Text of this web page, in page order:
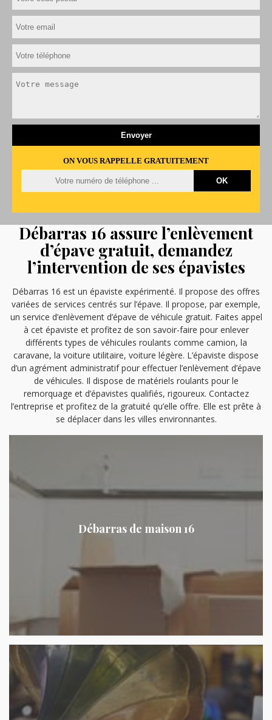
ON VOUS RAPPELLE GRATUITEMENT
Débarras 16 assure l’enlèvement
d’épave gratuit, demandez
l’intervention de ses épavistes
Débarras 16 est un épaviste expérimenté. Il propose des offres
variées de services centrés sur l’épave. Il propose, par exemple,
un service d’enlèvement d’épave de véhicule gratuit. Faites appel
à cet épaviste et profitez de son savoir-faire pour enlever
différents types de véhicules roulants comme camion, la
caravane, la voiture utilitaire, voiture légère. L’épaviste dispose
d’un agrément administratif pour effectuer l’enlèvement d’épave
de véhicules. Il dispose de matériels roulants pour le
remorquage et d’épavistes qualifiés, rigoureux. Contactez
l’entreprise et profitez de la gratuité qu’elle offre. Elle est prête à
se déplacer dans les villes environnantes.
Débarras de maison 16